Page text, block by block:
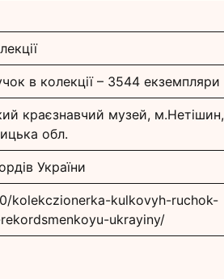
в колекції – 3544 екземпляри
краєзнавчий музей, м.Нетішин,
обл.
України
kolekczionerka-kulkovyh-ruchok-
ukrayiny/